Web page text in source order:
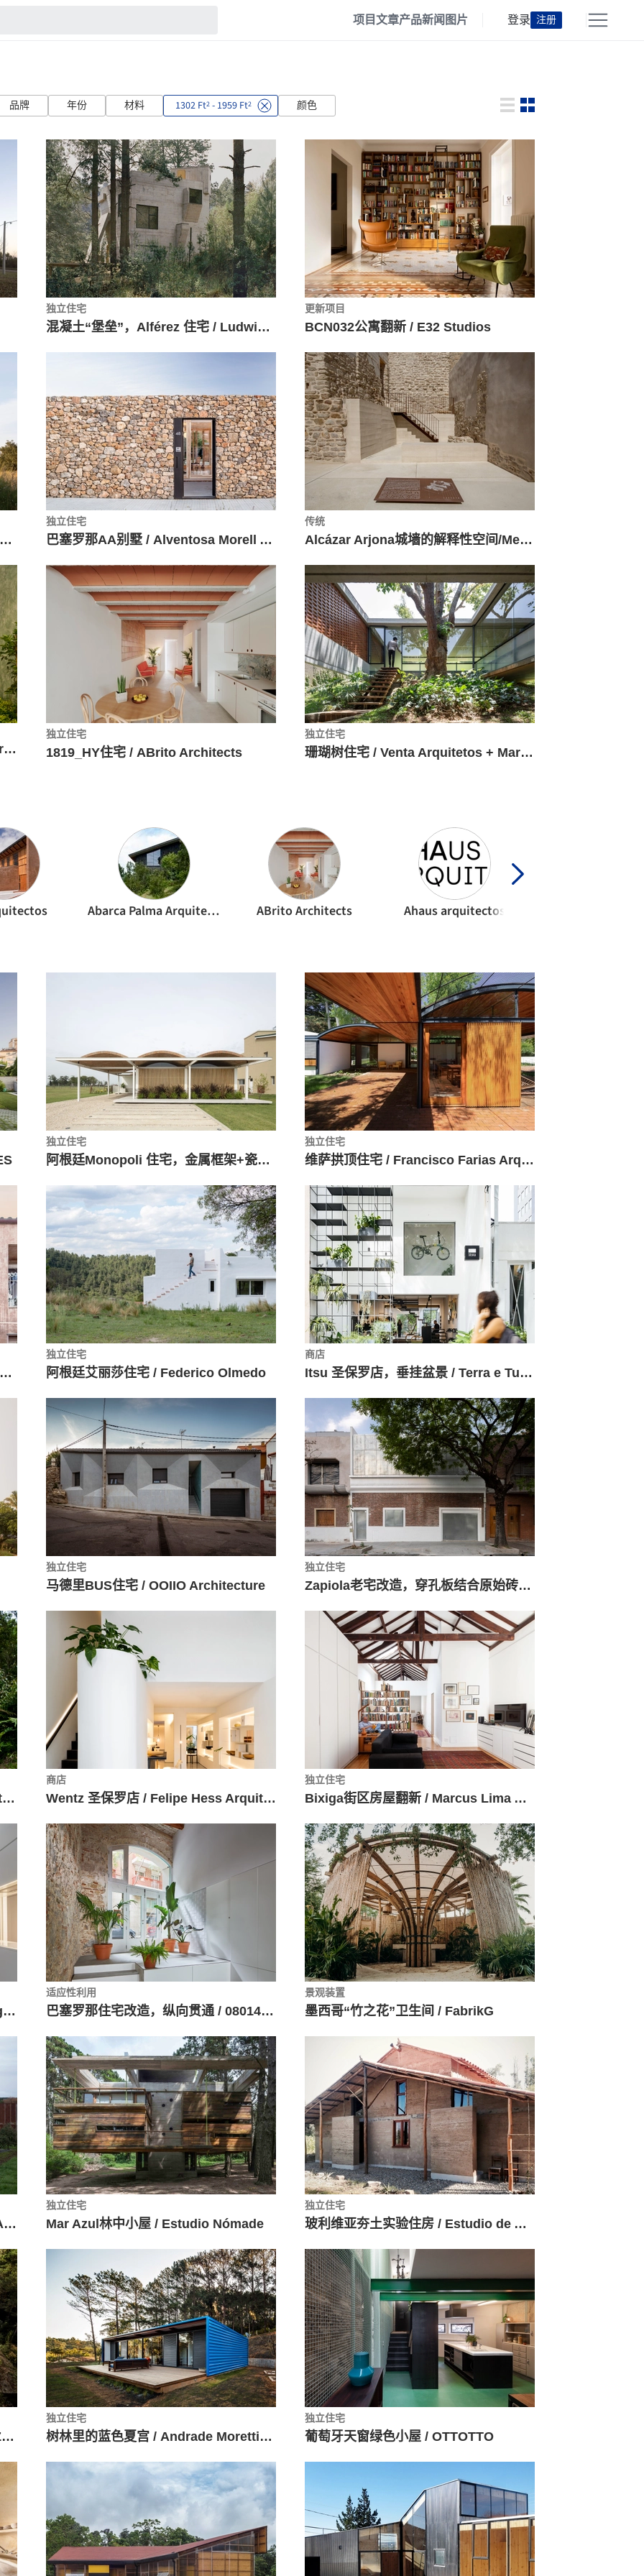
项目文章产品新闻 图片 登录 注册
品牌 年份 材料 1302 Ft2 - 1959 Ft2 颜色
独立住宅
混凝土“堡垒”，Alférez 住宅 / Ludwig Godefroy Architecture
更新项目
BCN032公寓翻新 / E32 Studios
Espioca 塔楼修复工程 / El fabricante de edpheras
独立住宅
巴塞罗那AA别墅 / Alventosa Morell Arquitectes
传统
Alcázar Arjona城墙的解释性空间/Mensulae | Arquitectura & Patrimonio
Casa del Limonero / Taller Estilo Arquitectura
独立住宅
1819_HY住宅 / ABrito Architects
独立住宅
珊瑚树住宅 / Venta Arquitetos + Mariana Meneguetti
Abarca Palma Arquitectos ABrito Architects Ahaus arquitectos
独立住宅
阿根廷Monopoli 住宅，金属框架+瓷屋顶 / Fabrizio Pugliese
独立住宅
维萨拱顶住宅 / Francisco Farias Arquitecto y Asociados
Sant Daniel 住宅改造 / Sau Taller d'Arquitectura
独立住宅
阿根廷艾丽莎住宅 / Federico Olmedo
商店
Itsu 圣保罗店，垂挂盆景 / Terra e Tuma Arquitetos Associados
独立住宅
马德里BUS住宅 / OOIIO Architecture
独立住宅
Zapiola老宅改造，穿孔板结合原始砖墙 / Estudio Florida
智利湖滨住宅 / Abarca Palma Arquitectos
商店
Wentz 圣保罗店 / Felipe Hess Arquitetos
独立住宅
Bixiga街区房屋翻新 / Marcus Lima Arquitetura e Urbanismo
印刷厂改造跃层公寓 / João Tiago Aguiar Arquitectos
适应性利用
巴塞罗那住宅改造，纵向贯通 / 08014 arquitectura
景观装置
墨西哥“竹之花”卫生间 / FabrikG
智利谷仓改造 La Trufera / Rodrigo Aguilar
独立住宅
Mar Azul林中小屋 / Estudio Nómade
独立住宅
玻利维亚夯土实验住房 / Estudio de Arquitectura y Planificación Kaiser
Koeris私人木屋住宅，与自然同居 / Zeller & Moye
独立住宅
树林里的蓝色夏宫 / Andrade Morettin Arquitetos Associados
独立住宅
葡萄牙天窗绿色小屋 / OTTOTTO